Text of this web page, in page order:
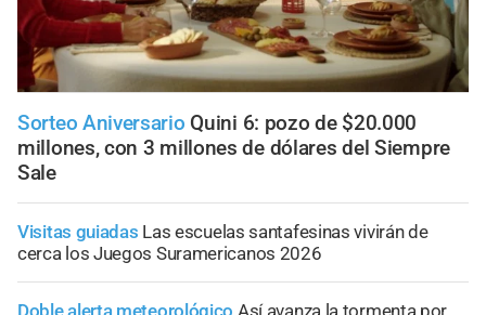
Sorteo Aniversario Quini 6: pozo de $20.000
millones, con 3 millones de dólares del Siempre
Sale
Visitas guiadas Las escuelas santafesinas vivirán de
cerca los Juegos Suramericanos 2026